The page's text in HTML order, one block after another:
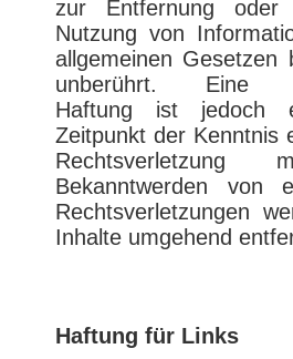
zur Entfernung oder
Nutzung von
allgemeinen Gesetzen
unberührt. Eine
Haftung ist jedoch
Zeitpunkt der Kenntnis
Rechtsverletzung
Bekanntwerden von
Rechtsverletzungen
Inhalte umgehend
Haftung für Links